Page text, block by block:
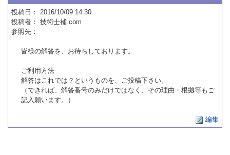
投稿日 ： 2016/10/09 14:30
投稿者 ：技術士補.com
参照先 ：
皆様の解答を、お待ちしております。
ご利用方法
解答はこれでは？というものを、ご投稿下さい。
（できれば、解答番号のみだけではなく、その理由・根拠等もご
記入願います。）
編集